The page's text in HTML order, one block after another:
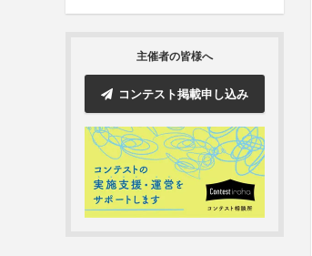
主催者の皆様へ
コンテスト掲載申し込み